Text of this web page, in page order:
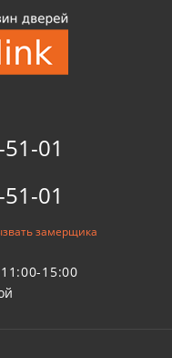
01
01
замерщика
15:00